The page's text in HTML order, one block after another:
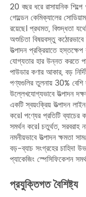
20 বছর ধরে রাসায়নিক
গোল্ডেন কেমিক্যালের
রয়েছে। প্রথমত, বিশুদ্ধতা
অশুচিতা বিষয়বস্তু কঠোরভাবে
উত্পাদন প্রক্রিয়াতে
যোগ্যতার হার উন্নত করতে
পাউডার কণার আকার, বড়
পণ্যগুলির তুলনায় 30% বেশি
উল্লেখযোগ্যভাবে উত্পাদন
একটি স্বয়ংক্রিয় উত্পাদন
করে। পণ্যের প্রতিটি ব্যাচের
সমর্থন করে। চতুর্থত,
নমনীয়ভাবে উত্পাদন ক্ষমতা
বড়-ব্যাচ সংগ্রহের চাহিদা
প্যাকেজিং স্পেসিফিকেশন
প্রযুক্তিগত বৈশিষ্ট্য